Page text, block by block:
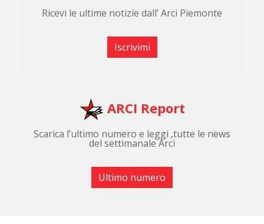
Ricevi le ultime notizie dall’ Arci Piemonte
Iscrivimi
ARCI Report
Scarica l’ultimo numero e leggi ,tutte le news
del settimanale Arci
Ultimo numero